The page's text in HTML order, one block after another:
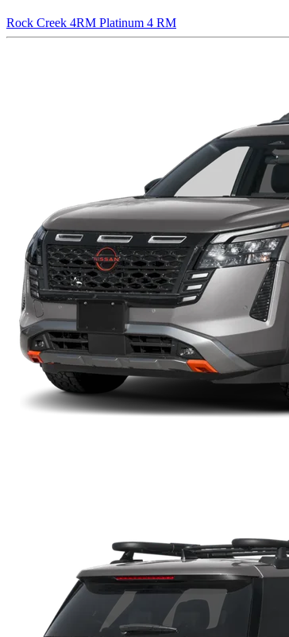
Rock Creek 4RM Platinum 4 RM